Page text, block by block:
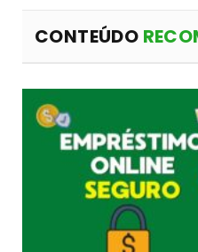
CONTEÚDO